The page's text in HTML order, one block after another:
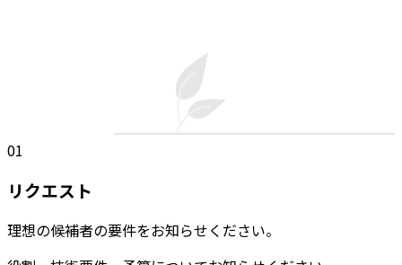
01
リクエスト
理想の候補者の要件をお知らせください。